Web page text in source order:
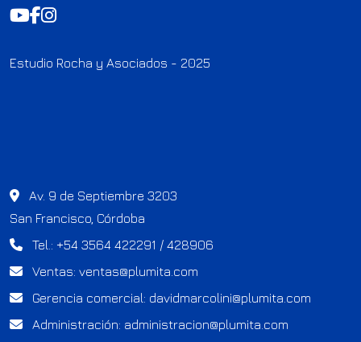
Estudio Rocha y Asociados - 2025
Av. 9 de Septiembre 3203
San Francisco, Córdoba
Tel.: +54 3564 422291 / 428906
Ventas: ventas@plumita.com
Gerencia comercial: davidmarcolini@plumita.com
Administración: administracion@plumita.com